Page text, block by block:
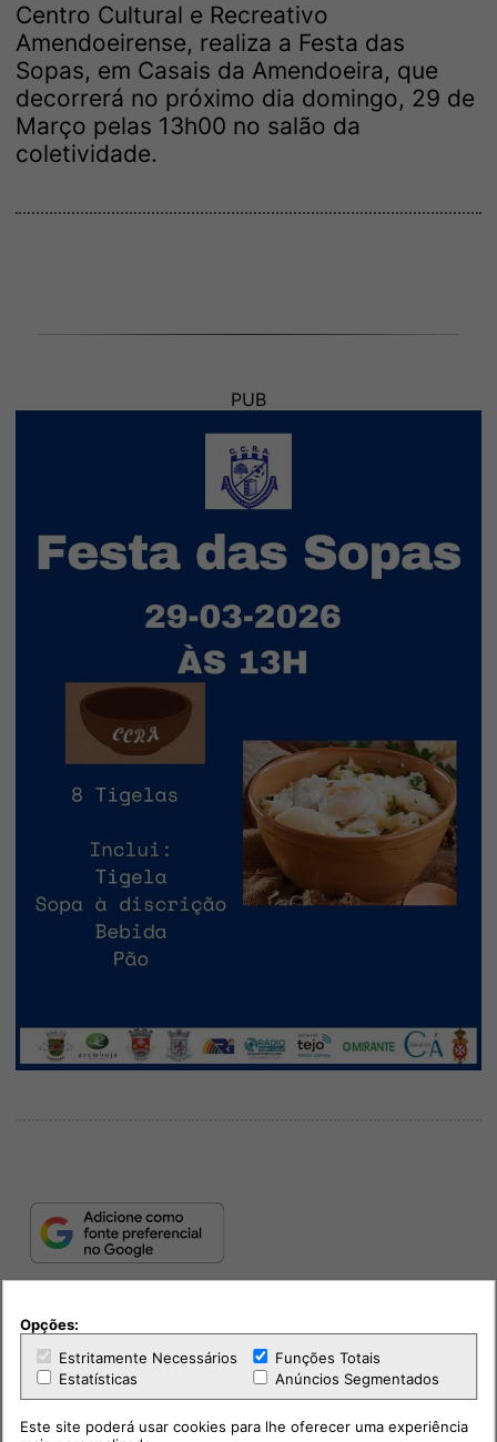
Centro Cultural e Recreativo
Amendoeirense, realiza a Festa das
Sopas, em Casais da Amendoeira, que
decorrerá no próximo dia domingo, 29 de
Março pelas 13h00 no salão da
coletividade.
PUB
Opções:
Estritamente Necessários
Funções Totais
Estatísticas
Anúncios Segmentados
Este site poderá usar cookies para lhe oferecer uma experiência